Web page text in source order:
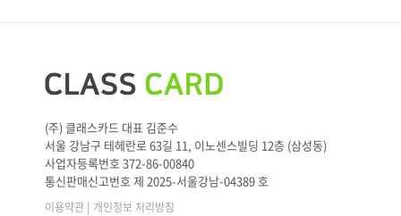
(주) 클래스카드 대표 김준수
서울 강남구 테헤란로 63길 11, 이노센스빌딩 12층 (삼성동)
사업자등록번호 372-86-00840
통신판매신고번호 제 2025-서울강남-04389 호
이용약관 | 개인정보 처리방침